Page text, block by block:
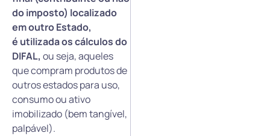
do imposto) localizado
emoutro Estado,
é utilizada os cálculos do
DIFAL, ou seja, aqueles
que compram produtos de
outros estados para uso,
consumo ou ativo
imobilizado (bem tangível,
palpável).